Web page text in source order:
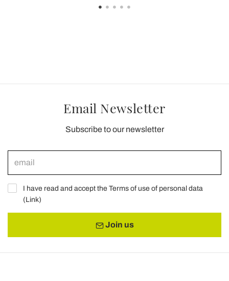
Email Newsletter
Subscribe to our newsletter
I have read and accept the Terms of use of personal data
(Link)
Join us